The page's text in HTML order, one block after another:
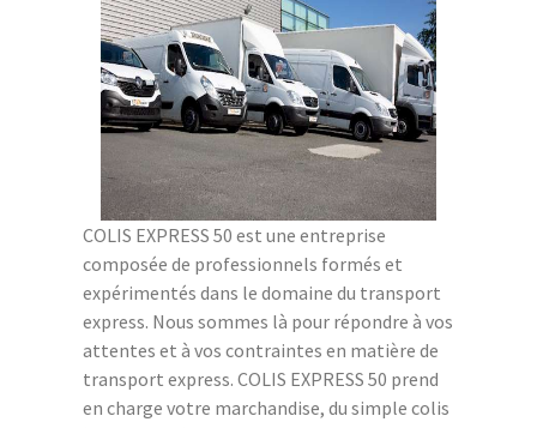
COLIS EXPRESS 50 est une entreprise
composée de professionnels formés et
expérimentés dans le domaine du transport
express. Nous sommes là pour répondre à vos
attentes et à vos contraintes en matière de
transport express. COLIS EXPRESS 50 prend
en charge votre marchandise, du simple colis